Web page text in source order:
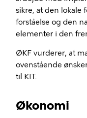
sikre, at den lokale
forståelse og den
elementer i den
ØKF vurderer, at
ovenstående
til KIT.
Økonomi